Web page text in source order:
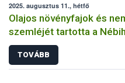
2025. augusztus 11., hétfő
Olajos növényfajok és
szemléjét tartotta a Nébih
TOVÁBB